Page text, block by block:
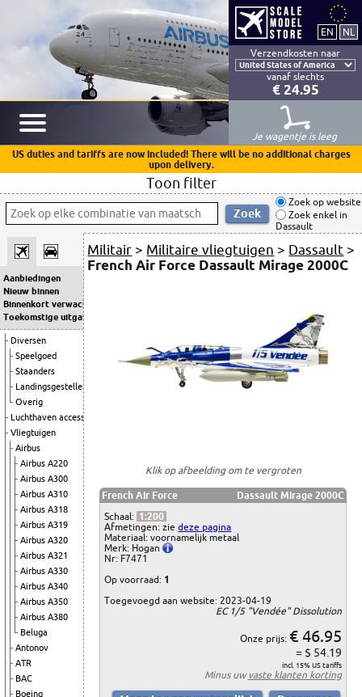
Verzendkosten naar
vanaf slechts
€ 24.95
Je wagentje is leeg
US duties and tariffs are now included! There will be no additional charges
upon delivery.
Toon filter
Zoek op website
Zoek enkel in
Dassault
Aanbiedingen
Nieuw binnen
Binnenkort verwacht
Toekomstige uitgaven
Diversen
Speelgoed
Staanders
Landingsgestellen
Overig
Luchthaven accessoires
Vliegtuigen
Airbus
Airbus A220
Airbus A300
Airbus A310
Airbus A318
Airbus A319
Airbus A320
Airbus A321
Airbus A330
Airbus A340
Airbus A350
Airbus A380
Beluga
Antonov
ATR
BAC
Boeing
Militair > Militaire vliegtuigen > Dassault >
French Air Force Dassault Mirage 2000C
Klik op afbeelding om te vergroten
French Air Force
Dassault Mirage 2000C
Schaal: 1:200
Afmetingen: ziedeze pagina
Materiaal: voornamelijk metaal
Merk: Hogan
Nr: F7471
Op voorraad: 1
Toegevoegd aan website: 2023-04-19
EC 1/5 "Vendée" Dissolution
Onze prijs: € 46.95
= $ 54.19
incl. 15% US tariffs
Minus uwvaste klanten korting